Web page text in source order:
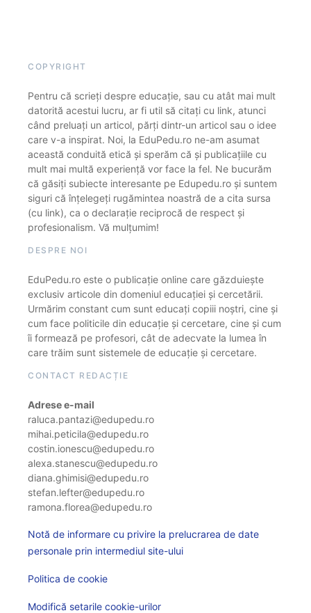
COPYRIGHT
Pentru că scrieți despre educație, sau cu atât mai mult
datorită acestui lucru, ar fi util să citați cu link, atunci
când preluați un articol, părți dintr-un articol sau o idee
care v-a inspirat. Noi, la EduPedu.ro ne-am asumat
această conduită etică și sperăm că și publicațiile cu
mult mai multă experiență vor face la fel. Ne bucurăm
că găsiți subiecte interesante pe Edupedu.ro și suntem
siguri că înțelegeți rugămintea noastră de a cita sursa
(cu link), ca o declarație reciprocă de respect și
profesionalism. Vă mulțumim!
DESPRE NOI
EduPedu.ro este o publicație online care găzduiește
exclusiv articole din domeniul educației și cercetării.
Urmărim constant cum sunt educați copiii noștri, cine și
cum face politicile din educație și cercetare, cine și cum
îi formează pe profesori, cât de adecvate la lumea în
care trăim sunt sistemele de educație și cercetare.
CONTACT REDACȚIE
Adrese e-mail
raluca.pantazi@edupedu.ro
mihai.peticila@edupedu.ro
costin.ionescu@edupedu.ro
alexa.stanescu@edupedu.ro
diana.ghimisi@edupedu.ro
stefan.lefter@edupedu.ro
ramona.florea@edupedu.ro
Notă de informare cu privire la prelucrarea de date
personale prin intermediul site-ului
Politica de cookie
Modifică setarile cookie-urilor